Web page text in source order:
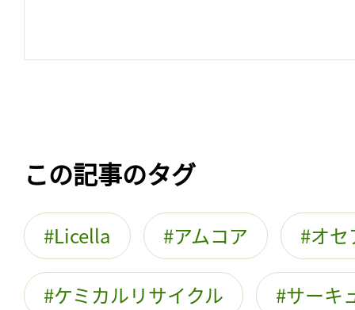
この記事のタグ
Licella アムコア オ
ケミカルリサイクル サーキ